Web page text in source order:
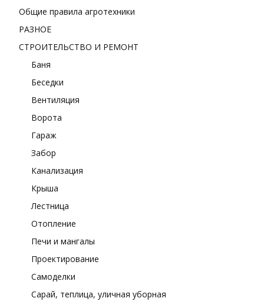
Общие правила агротехники
РАЗНОЕ
СТРОИТЕЛЬСТВО И РЕМОНТ
Баня
Беседки
Вентиляция
Ворота
Гараж
Забор
Канализация
Крыша
Лестница
Отопление
Печи и мангалы
Проектирование
Самоделки
Сарай, теплица, уличная уборная